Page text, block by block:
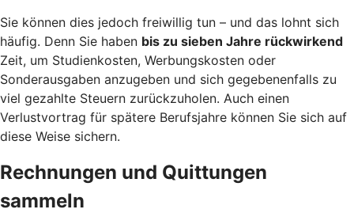
Sie können dies jedoch freiwillig tun – und das lohnt sich
häufig. Denn Sie haben bis zu sieben Jahre rückwirkend
Zeit, um Studienkosten, Werbungskosten oder
Sonderausgaben anzugeben und sich gegebenenfalls zu
viel gezahlte Steuern zurückzuholen. Auch einen
Verlustvortrag für spätere Berufsjahre können Sie sich auf
diese Weise sichern.
Rechnungen und Quittungen
sammeln